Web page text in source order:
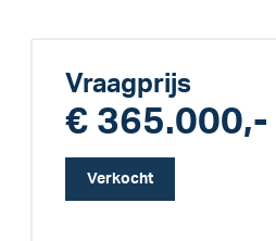
Vraagprijs
€ 365.000,-
Verkocht